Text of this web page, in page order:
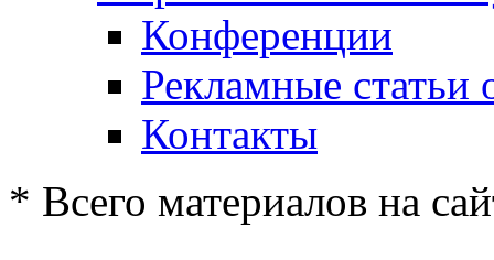
Конференции
Рекламные статьи
Контакты
* Всего материалов на